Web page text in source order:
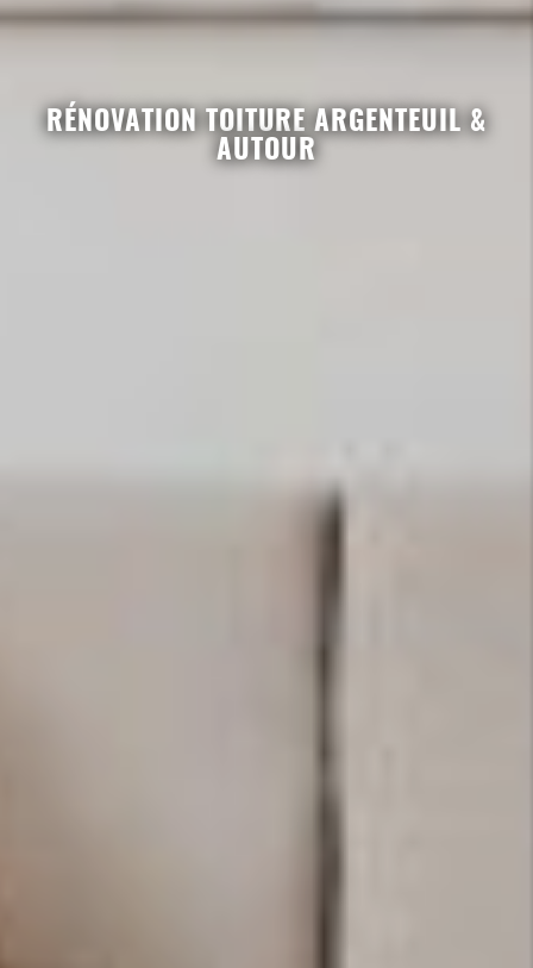
RÉNOVATION TOITURE ARGENTEUIL &
AUTOUR